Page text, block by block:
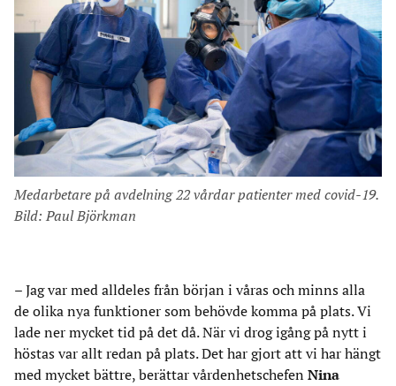
Medarbetare på avdelning 22 vårdar patienter med covid-19.
Bild: Paul Björkman
– Jag var med alldeles från början i våras och minns alla
de olika nya funktioner som behövde komma på plats. Vi
lade ner mycket tid på det då. När vi drog igång på nytt i
höstas var allt redan på plats. Det har gjort att vi har hängt
med mycket bättre, berättar vårdenhetschefen Nina